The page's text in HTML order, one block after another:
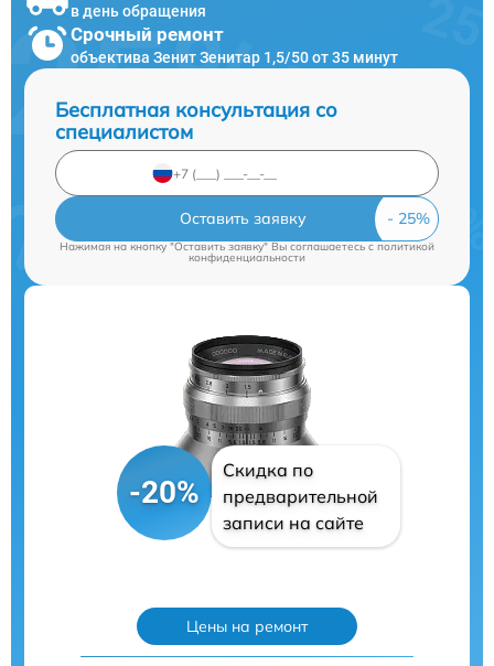
в день обращения
Срочный ремонт
объектива Зенит Зенитар 1,5/50 от 35 минут
Бесплатная консультация со
специалистом
Оставить заявку
Нажимая на кнопку "Оставить заявку" Вы соглашаетесь cполитикой
конфиденциальности
-20%
Скидка по
предварительной
записи на сайте
Цены на ремонт